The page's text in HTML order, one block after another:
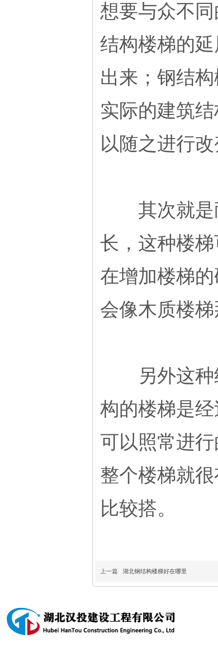
想要与众不
结构楼梯的
出来；钢结
实际的建筑
以随之进行
其次就是
长，这种楼
在增加楼梯
会像木质楼
另外这种结
构的楼梯是
可以照常进
整个楼梯就
比较搭。
上一篇 湖北钢结构楼梯好在哪里
产品中心